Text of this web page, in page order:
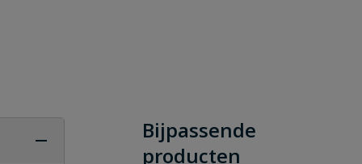
Bijpassende
producten